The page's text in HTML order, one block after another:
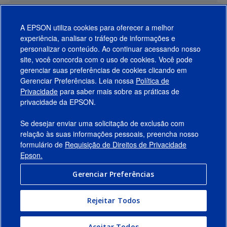
Produtos
Suporte
Links Sugeridos
Empresa
Conecte-se com a Epson
Termos de Uso
A EPSON utiliza cookies para oferecer a melhor
experiência, analisar o tráfego de informações e
personalizar o conteúdo. Ao continuar acessando nosso
site, você concorda com o uso de cookies. Você pode
gerenciar suas preferências de cookies clicando em
Gerenciar Preferências. Leia nossa Política de
Privacidade para saber mais sobre as práticas de
privacidade da EPSON.
Se desejar enviar uma solicitação de exclusão com
relação às suas informações pessoais, preencha nosso
formulário de Requisição de Direitos de Privacidade
Epson.
Gerenciar Preferências
Rejeitar Todos